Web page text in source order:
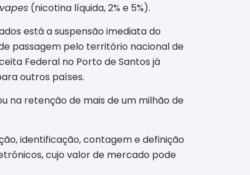
vapes (nicotina líquida, 2% e 5%).
está a suspensão imediata do
passagem pelo território nacional de
Federal no Porto de Santos já
outros países.
na retenção de mais de um milhão de
identificação, contagem e definição
cujo valor de mercado pode